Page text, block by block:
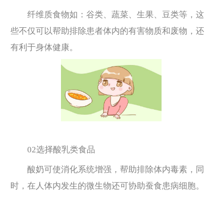
纤维质食物如：谷类、蔬菜、生果、豆类等，这
些不仅可以帮助排除患者体内的有害物质和废物，还
有利于身体健康。
02选择酸乳类食品
酸奶可使消化系统增强，帮助排除体内毒素，同
时，在人体内发生的微生物还可协助蚕食患病细胞。